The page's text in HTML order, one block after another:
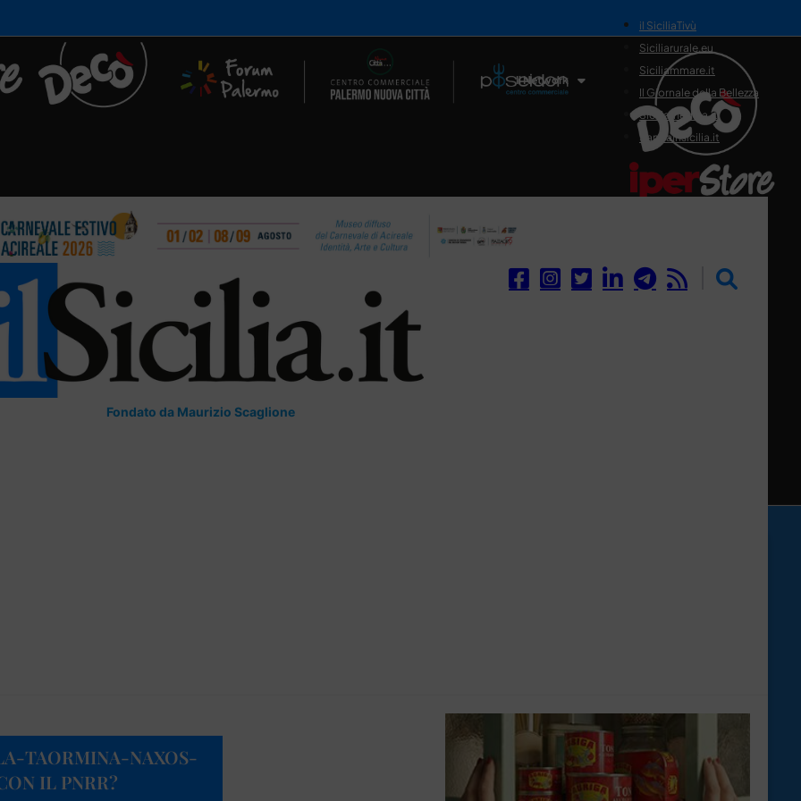
Il Network
il SiciliaTivù
Siciliarurale.eu
Siciliammare.it
Il Giornale della Bellezza
Siciliamedica.it
Sanitainsicilia.it
Fondato da Maurizio Scaglione
TAORMINA-NAXOS-
IL PNRR?